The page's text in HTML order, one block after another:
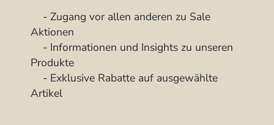
- Zugang vor allen anderen zu Sale
Aktionen
- Informationen und Insights zu unseren
Produkte
- Exklusive Rabatte auf ausgewählte
Artikel